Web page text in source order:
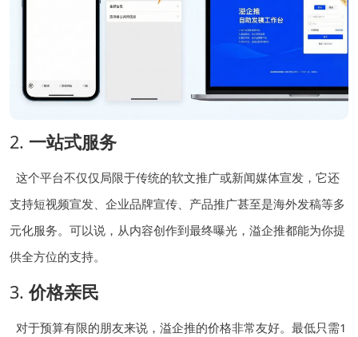
2. 一站式服务
这个平台不仅仅局限于传统的软文推广或新闻媒体宣发，它还
支持短视频宣发、企业品牌宣传、产品推广甚至是海外发稿等多
元化服务。可以说，从内容创作到最终曝光，溢企推都能为你提
供全方位的支持。
3.价格亲民
对于预算有限的朋友来说，溢企推的价格非常友好。最低只需1